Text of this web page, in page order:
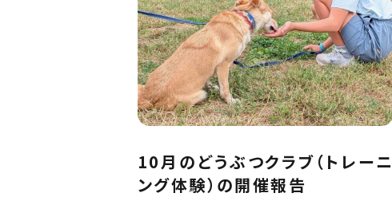
10月のどうぶつクラブ（トレーニ
ング体験）の開催報告